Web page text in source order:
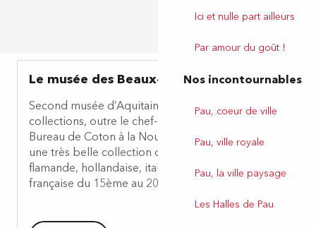
Ici et nulle part ailleurs
Par amour du goût !
Nos incontournables
Pau, coeur de ville
Pau, ville royale
Pau, la ville paysage
Les Halles de Pau
Le musée des Beaux-Arts
Second musée d’Aquitaine par la richesse de ses
collections, outre le chef-d’œuvre de Degas « Le
Bureau de Coton à la Nouvelle-Orléans », il abrite
une très belle collection de peintures des écoles
flamande, hollandaise, italienne, espagnole et
française du 15ème au 20ème siècle.